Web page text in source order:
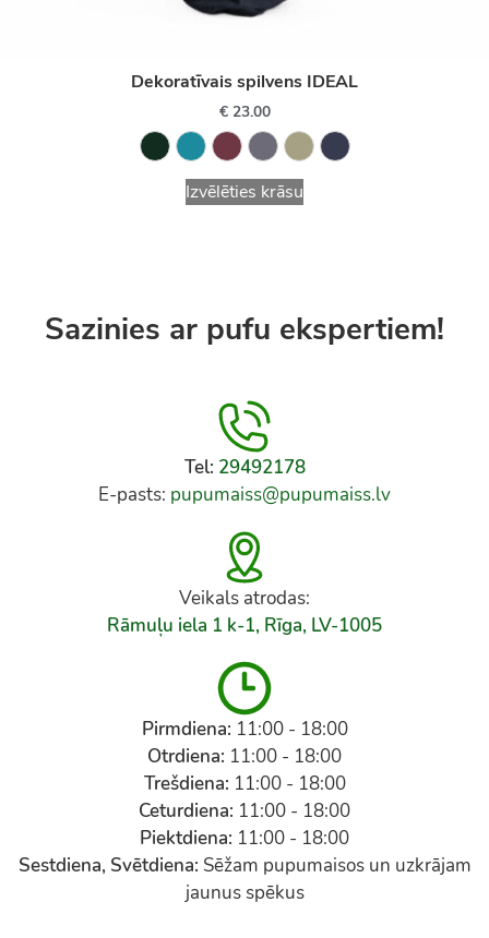
Dekoratīvais spilvens IDEAL
€23.00
Izvēlēties krāsu
Sazinies ar pufu ekspertiem!
Tel: 29492178
E-pasts: pupumaiss@pupumaiss.lv
Veikals atrodas:
Rāmuļu iela 1 k-1, Rīga, LV-1005
Pirmdiena: 11:00 - 18:00
Otrdiena: 11:00 - 18:00
Trešdiena: 11:00 - 18:00
Ceturdiena: 11:00 - 18:00
Piektdiena: 11:00 - 18:00
Sestdiena, Svētdiena: Sēžam pupumaisos un uzkrājam
jaunus spēkus